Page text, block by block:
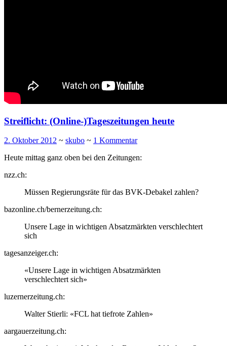
Streiflicht: (Online-)Tageszeitungen heute
2. Oktober 2012 ~ skubo ~ 1 Kommentar
Heute mittag ganz oben bei den Zeitungen:
nzz.ch:
Müssen Regierungsräte für das BVK-Debakel zahlen?
bazonline.ch/bernerzeitung.ch:
Unsere Lage in wichtigen Absatzmärkten verschlechtert
sich
tagesanzeiger.ch:
«Unsere Lage in wichtigen Absatzmärkten
verschlechtert sich»
luzernerzeitung.ch:
Walter Stierli: «FCL hat tiefrote Zahlen»
aargauerzeitung.ch: